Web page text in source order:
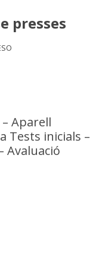
presses
Aparell
Tests inicials –
Avaluació